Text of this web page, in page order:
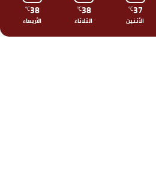
37
℃
الأثنين
38
℃
الثلاثاء
38
℃
الأربعاء